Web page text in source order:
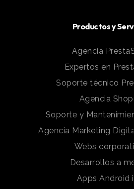
Productos y
Agencia
Expertos en
Soporte técnico
Agencia
Soporte y
Agencia Marketing
Webs
Desarrollos a
Apps Android